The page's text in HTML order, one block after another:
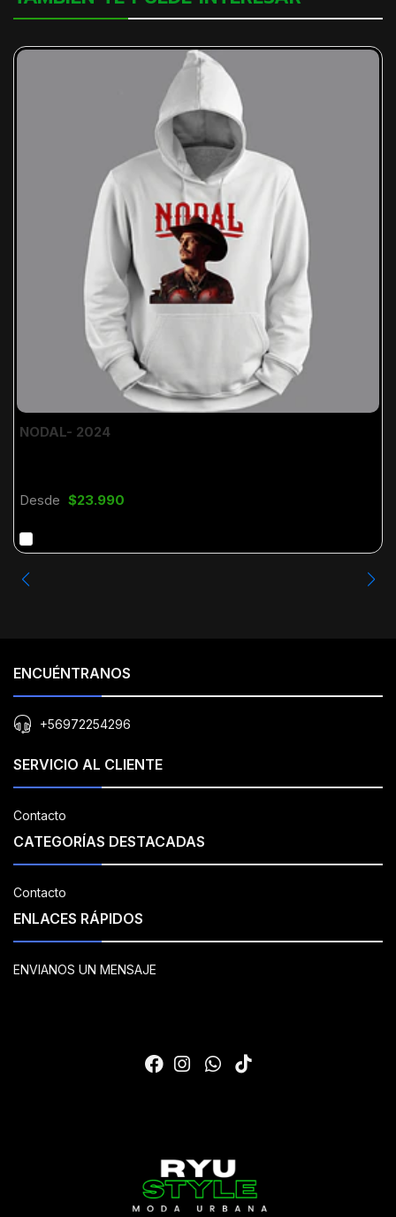
NODAL- 2024
Desde $23.990
ENCUÉNTRANOS
+56972254296
SERVICIO AL CLIENTE
Contacto
CATEGORÍAS DESTACADAS
Contacto
ENLACES RÁPIDOS
ENVIANOS UN MENSAJE